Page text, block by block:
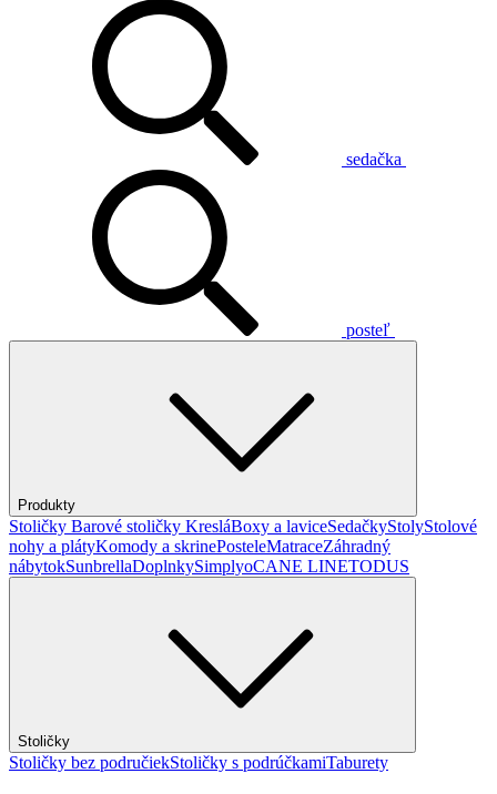
sedačka
posteľ
Produkty
Stoličky Barové stoličky KresláBoxy a laviceSedačkyStolyStolové
nohy a plátyKomody a skrinePosteleMatraceZáhradný
nábytokSunbrellaDoplnkySimplyoCANE LINETODUS
Stoličky
Stoličky bez područiekStoličky s podrúčkamiTaburety